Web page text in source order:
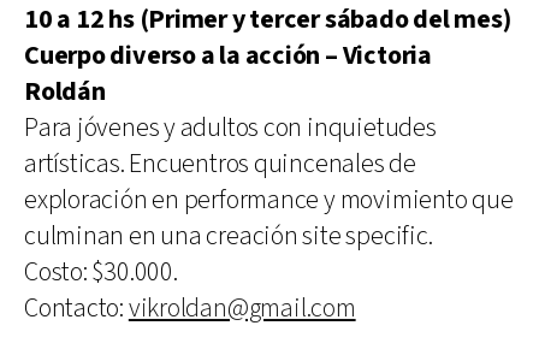
10 a 12 hs (Primer y tercer sábado del mes)
Cuerpo diverso a la acción – Victoria
Roldán
Para jóvenes y adultos con inquietudes
artísticas. Encuentros quincenales de
exploración en performance y movimiento que
culminan en una creación site specific.
Costo: $30.000.
Contacto:vikroldan@gmail.com